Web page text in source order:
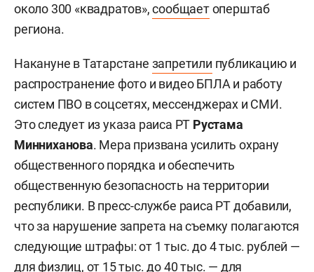
около 300 «квадратов»,сообщаетоперштаб
региона.
Накануне в Татарстане запретили публикацию и
распространение фото и видео БПЛА и работу
систем ПВО в соцсетях, мессенджерах и СМИ.
Это следует из указа раиса РТ Рустама
Минниханова. Мера призвана усилить охрану
общественного порядка и обеспечить
общественную безопасность на территории
республики. В пресс-службе раиса РТ добавили,
что за нарушение запрета на съемку полагаются
следующие штрафы: от 1 тыс. до 4 тыс. рублей —
для физлиц, от 15 тыс. до 40 тыс. — для